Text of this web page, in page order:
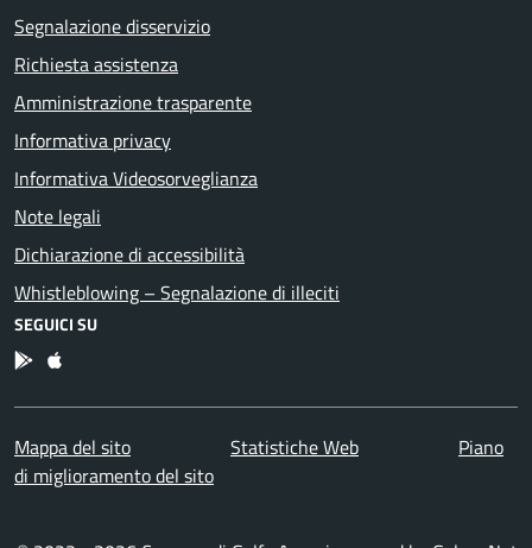
Segnalazione disservizio
Richiesta assistenza
Amministrazione trasparente
Informativa privacy
Informativa Videosorveglianza
Note legali
Dichiarazione di accessibilità
Whistleblowing – Segnalazione di illeciti
SEGUICI SU
App Android
App IOS
Mappa del sito Statistiche Web
Piano
di miglioramento del sito